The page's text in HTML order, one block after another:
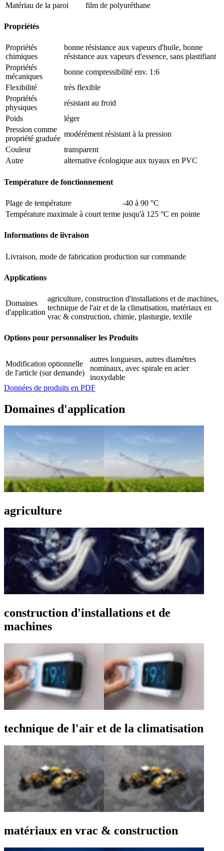
Matériau de la paroi
film de polyuréthane
Propriétés
Propriétés
chimiques
bonne résistance aux vapeurs d'huile, bonne
résistance aux vapeurs d'essence, sans plastifiant
Propriétés
mécaniques
bonne compressibilité env. 1:6
Flexibilité
très flexible
Propriétés
physiques
résistant au froid
Poids
léger
Pression comme
propriété graduée
modérément résistant à la pression
Couleur
transparent
Autre
alternative écologique aux tuyaux en PVC
Température de fonctionnement
Plage de température
-40 à 90 °C
Température maximale à court terme jusqu'à 125 °C en pointe
Informations de iivraison
Livraison, mode de fabrication production sur commande
Applications
Domaines
d'application
agriculture, construction d'installations et de machines,
technique de l'air et de la climatisation, matériaux en
vrac & construction, chimie, plasturgie, textile
Options pour personnaliser les Produits
Modification optionnelle
de l'article (sur demande)
autres longueurs, autres diamètres
nominaux, avec spirale en acier
inoxydable
Données de produits en PDF
Domaines d'application
agriculture
construction d'installations et de
machines
technique de l'air et de la climatisation
matériaux en vrac & construction